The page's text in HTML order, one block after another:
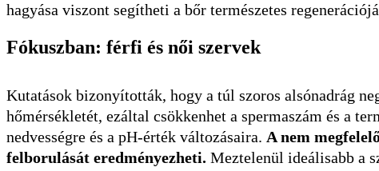
hagyása viszont segítheti a bőr természetes
Fókuszban: férfi és női szervek
Kutatások bizonyították, hogy a túl szoros alsónadrág
hőmérsékletét, ezáltal csökkenhet a spermaszám és a
nedvességre és a pH-érték változásaira. A nem
felborulását eredményezheti. Meztelenül ideálisabb a